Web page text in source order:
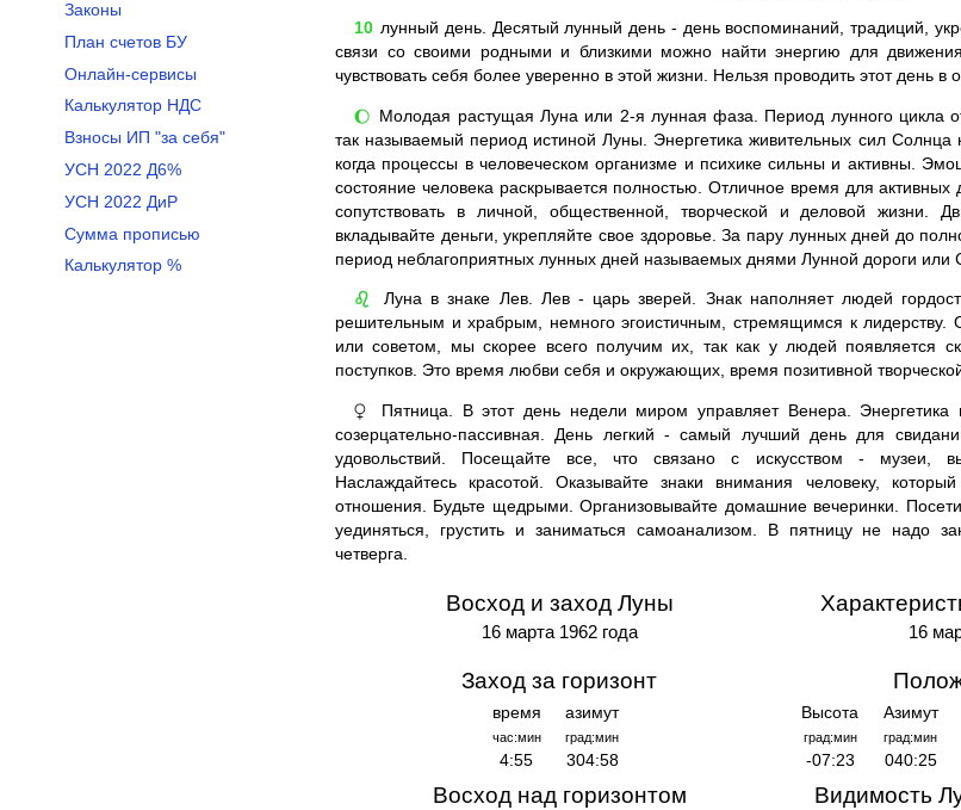
10 лунный день. Десятый лунный день - день воспоминаний, традиций,
связи со своими родными и близкими можно найти энергию для
чувствовать себя более уверенно в этой жизни. Нельзя проводить этот день в
🌔
Молодая растущая Луна или 2-я лунная фаза. Период лунного цикла
так называемый период истиной Луны. Энергетика живительных сил Солнца
когда процессы в человеческом организме и психике сильны и активны.
состояние человека раскрывается полностью. Отличное время для активных
сопутствовать в личной, общественной, творческой и деловой жизни.
вкладывайте деньги, укрепляйте свое здоровье. За пару лунных дней до
период неблагоприятных лунных дней называемых днями Лунной дороги или
♌
Луна в знаке Лев. Лев - царь зверей. Знак наполняет людей
решительным и храбрым, немного эгоистичным, стремящимся к
или советом, мы скорее всего получим их, так как у людей появляется
поступков. Это время любви себя и окружающих, время позитивной
♀
Пятница. В этот день недели миром управляет Венера. Энергетика
созерцательно-пассивная. День легкий - самый лучший день для
удовольствий. Посещайте все, что связано с искусством - музеи,
Наслаждайтесь красотой. Оказывайте знаки внимания человеку,
отношения. Будьте щедрыми. Организовывайте домашние вечеринки.
уединяться, грустить и заниматься самоанализом. В пятницу не надо
четверга.
Восход и заход Луны
16 марта 1962 года
Заход за горизонт
время
час:мин
4:55
азимут
град:мин
304:58
Восход над горизонтом
16
Высота
град:мин
-07:23
Азимут
град:мин
040:25
Видимость
Законы
План счетов БУ
Онлайн-сервисы
Калькулятор НДС
Взносы ИП "за себя"
УСН 2022 Д6%
УСН 2022 ДиР
Сумма прописью
Калькулятор %